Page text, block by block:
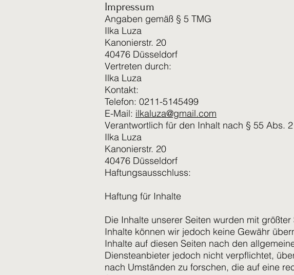
Impressum
Angaben gemäß § 5 TMG
Ilka Luza
Kanonierstr. 20
40476 Düsseldorf
Vertreten durch:
Ilka Luza
Kontakt:
Telefon: 0211-5145499
E-Mail: ilkaluza@gmail.com
Verantwortlich für den Inhalt nach § 55 Abs. 2
Ilka Luza
Kanonierstr. 20
40476 Düsseldorf
Haftungsausschluss:
Haftung für Inhalte
Die Inhalte unserer Seiten wurden mit
Inhalte können wir jedoch keine Gewähr
Inhalte auf diesen Seiten nach den
Diensteanbieter jedoch nicht verpflichtet,
nach Umständen zu forschen, die auf eine